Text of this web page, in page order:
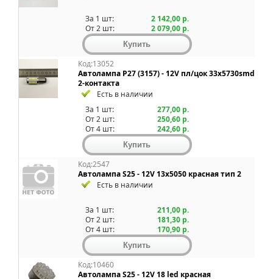
За 1 шт:
2 142,00 р.
От 2 шт:
2 079,00 р.
Код:13052
Автолампа P27 (3157) - 12V пл/цок 33х5730smd
2-контакта
Есть в наличии
За 1 шт:
277,00 р.
От 2 шт:
250,60 р.
От 4 шт:
242,60 р.
Код:2547
Автолампа S25 - 12V 13x5050 красная тип 2
Есть в наличии
За 1 шт:
211,00 р.
От 2 шт:
181,30 р.
От 4 шт:
170,90 р.
Код:10460
Автолампа S25 - 12V 18 led красная